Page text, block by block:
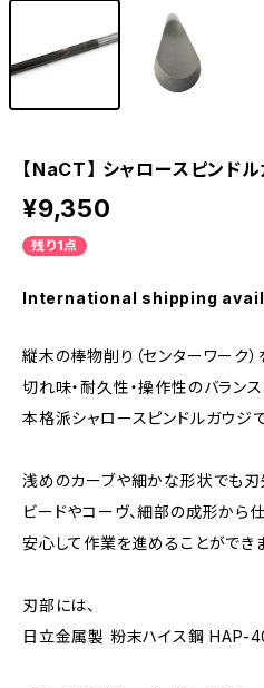
【NaCT】 シャロースピンド
¥9,350
残り1点
International shipping
縦木の棒物削り（センターワーク）
切れ味・耐久性・操作性のバラン
本格派シャロースピンドルガウジで
浅めのカーブや細かな形状でも刃
ビードやコーヴ、細部の成形から
安心して作業を進めることができま
刃部には、
日立金属製 粉末ハイス鋼 HAP-